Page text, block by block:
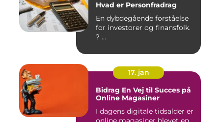
Hvad er Personfradrag
En dybdegående forståelse
for investorer og finansfolk.
? ...
17. jan
Bidrag En Vej til Succes på
Online Magasiner
I dagens digitale tidsalder er